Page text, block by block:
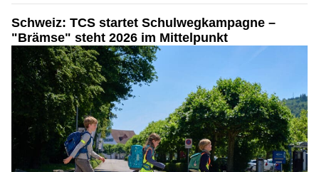
Schweiz: TCS startet Schulwegkampagne –
"Brämse" steht 2026 im Mittelpunkt